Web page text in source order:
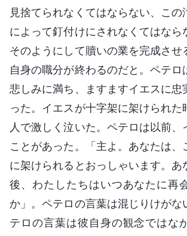
見捨てられなくてはならない、この
によって釘付けにされなくてはなら
そのようにして贖いの業を完成させ
自身の職分が終わるのだと。ペテロ
悲しみに満ち、ますますイエスに忠
った。イエスが十字架に架けられた
人で激しく泣いた。ペテロは以前、
ことがあった。「主よ。あなたは、
に架けられるとおっしゃいます。あ
後、わたしたちはいつあなたに再
か」。ペテロの言葉は混じりけがな
テロの言葉は彼自身の観念ではな